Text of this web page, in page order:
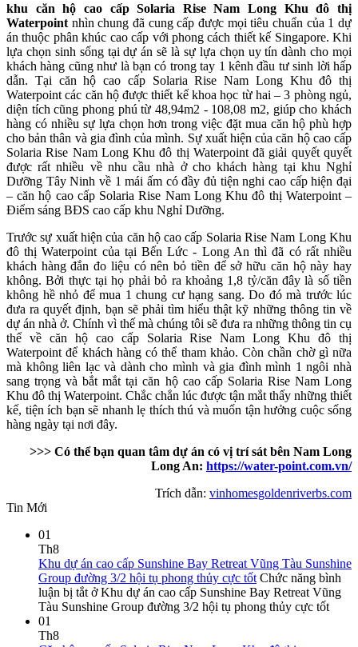
khu căn hộ cao cấp Solaria Rise Nam Long Khu đô thị
Waterpoint nhìn chung đã cung cấp được mọi tiêu chuẩn của 1 dự
án thuộc phân khúc cao cấp với phong cách thiết kế Singapore. Khi
lựa chọn sinh sống tại dự án sẽ là sự lựa chọn uy tín dành cho mọi
khách hàng cũng như là bạn có trong tay 1 kênh đầu tư sinh lời hấp
dẫn. Tại căn hộ cao cấp Solaria Rise Nam Long Khu đô thị
Waterpoint các căn hộ được thiết kế khoa học từ hai – 3 phòng ngủ,
diện tích cũng phong phú từ 48,94m2 - 108,08 m2, giúp cho khách
hàng có nhiều sự lựa chọn hơn trong việc đặt mua căn hộ phù hợp
cho bản thân và gia đình của mình. Sự xuất hiện của căn hộ cao cấp
Solaria Rise Nam Long Khu đô thị Waterpoint đã giải quyết quyết
được rất nhiều về nhu cầu nhà ở cho khách hàng tại khu Nghỉ
Dưỡng Tây Ninh về 1 mái ấm có đầy đủ tiện nghi cao cấp hiện đại
– căn hộ cao cấp Solaria Rise Nam Long Khu đô thị Waterpoint –
Điểm sáng BĐS cao cấp khu Nghỉ Dưỡng.
Trước sự xuất hiện của căn hộ cao cấp Solaria Rise Nam Long Khu
đô thị Waterpoint của tại Bến Lức - Long An thì đã có rất nhiều
khách hàng đắn đo liệu có nên bỏ tiền để sở hữu căn hộ này hay
không. Bởi thực tại họ phải bỏ ra khoảng 1,8 tỷ/căn đây là số tiền
không hề nhỏ để mua 1 chung cư hạng sang. Do đó mà trước lúc
đưa ra quyết định, bạn sẽ phải tìm hiểu thật kỹ những thông tin về
dự án nhà ở. Chính vì thế mà chúng tôi sẽ đưa ra những thông tin cụ
thể về căn hộ cao cấp Solaria Rise Nam Long Khu đô thị
Waterpoint để khách hàng có thể tham khảo. Còn chần chờ gì nữa
mà không liên lạc và dành cho mình và gia đình mình 1 ngôi nhà
sang trọng và bắt mắt tại căn hộ cao cấp Solaria Rise Nam Long
Khu đô thị Waterpoint. Chắc chắn lúc được tận mắt thấy những thiết
kế, tiện ích bạn sẽ nhanh lẹ thích thú và muốn tận hưởng cuộc sống
hàng ngày tại nơi đây.
>>> Có thể bạn quan tâm dự án có vị trí sát bên Nam Long
Long An: https://water-point.com.vn/
Trích dẫn: vinhomesgoldenriverbs.com
Tin Mới
01
Th8
Khu dự án cao cấp Sunshine Bay Retreat Vũng Tàu Sunshine
Group đường 3/2 hội tụ phong thủy cực tốt Chức năng bình
luận bị tắt ở Khu dự án cao cấp Sunshine Bay Retreat Vũng
Tàu Sunshine Group đường 3/2 hội tụ phong thủy cực tốt
01
Th8